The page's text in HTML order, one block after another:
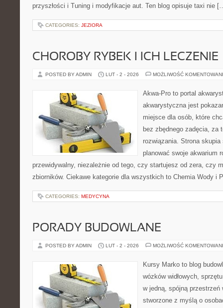
przyszłości i Tuning i modyfikacje aut. Ten blog opisuje taxi nie
CATEGORIES: JEZIORA
CHOROBY RYBEK I ICH LECZENIE
POSTED BY ADMIN LUT - 2 - 2026 MOŻLIWOŚĆ
Akwa-Pro to portal
akwarystyczna jest
miejsce dla osób, które
bez zbędnego zadęcia, za
rozwiązania. Strona
planować swoje akwarium
przewidywalny, niezależnie od tego, czy startujesz od zera, czy
zbiorników. Ciekawe kategorie dla wszystkich to Chemia Wody i
CATEGORIES: MEDYCYNA
PORADY BUDOWLANE
POSTED BY ADMIN LUT - 2 - 2026 MOŻLIWOŚĆ
Kursy Marko to blog
wózków widłowych,
w jedną, spójną przestrzeń
stworzone z myślą o